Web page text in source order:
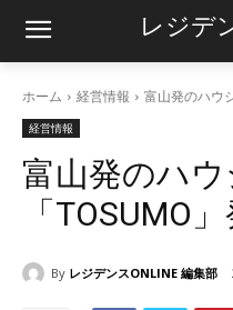
レジデ
ホーム 経営情報 富山発のハウ
経営情報
富山発のハ
「TOSUMO」
By レジデンスONLINE 編集部